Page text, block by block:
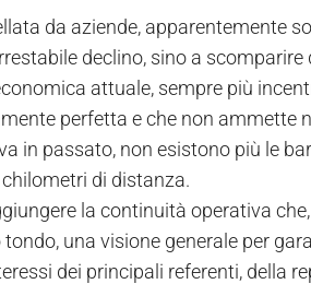
da aziende, apparentemente
declino, sino a
attuale, sempre più
perfetta e che non
in passato, non esistono più le
di distanza.
la continuità operativa
una visione generale per
dei principali referenti, della